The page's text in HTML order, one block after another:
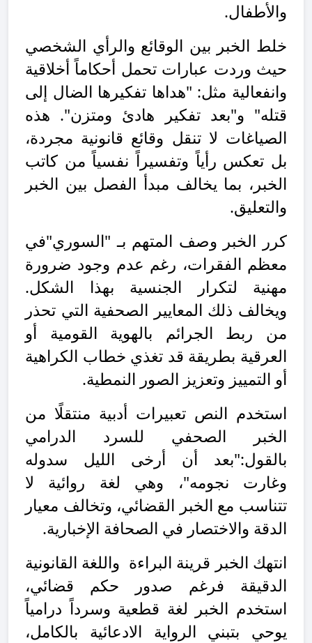
والأطفال.
خلط الخبر بين الوقائع والرأي الشخصي
حيث وردت عبارات تحمل أحكاماً أخلاقية
وانفعالية مثل: "هداها تفكيرها الضال إلى
قتله" و"بعد تفكير هادئ ومتزن". هذه
الصياغات لا تنقل وقائع قانونية مجردة،
بل تعكس رأياً وتفسيراً نفسياً من كاتب
الخبر، بما يخالف مبدأ الفصل بين الخبر
والتعليق.
كرر الخبر وصف المتهم بـ "السوري"في
معظم الفقرات، رغم عدم وجود ضرورة
مهنية لتكرار الجنسية بهذا الشكل.
ويخالف ذلك المعايير الصحفية التي تحذر
من ربط الجرائم بالهوية القومية أو
العرقية بطريقة قد تغذي خطاب الكراهية
أو التمييز وتعزيز الصور النمطية.
استخدم النص تعبيرات أدبية منتقلًا من
الخبر الصحفي للسرد الدرامي
بالقول:"بعد أن أرخى الليل سدوله
وغارت نجومه"، وهي لغة روائية لا
تتناسب مع الخبر القضائي، وتخالف معيار
الدقة والاختصار في الصحافة الإخبارية.
انتهك الخبر قرينة البراءة واللغة القانونية
الدقيقة فرغم صدور حكم قضائي،
استخدم الخبر لغة قطعية وسرداً درامياً
يوحي بتبني الرواية الادعائية بالكامل،